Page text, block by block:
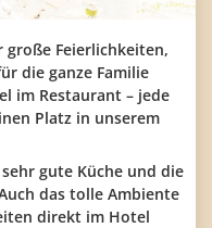
große Feierlichkeiten,
die ganze Familie
im Restaurant – jede
Platz in unserem
gute Küche und die
das tolle Ambiente
direkt im Hotel